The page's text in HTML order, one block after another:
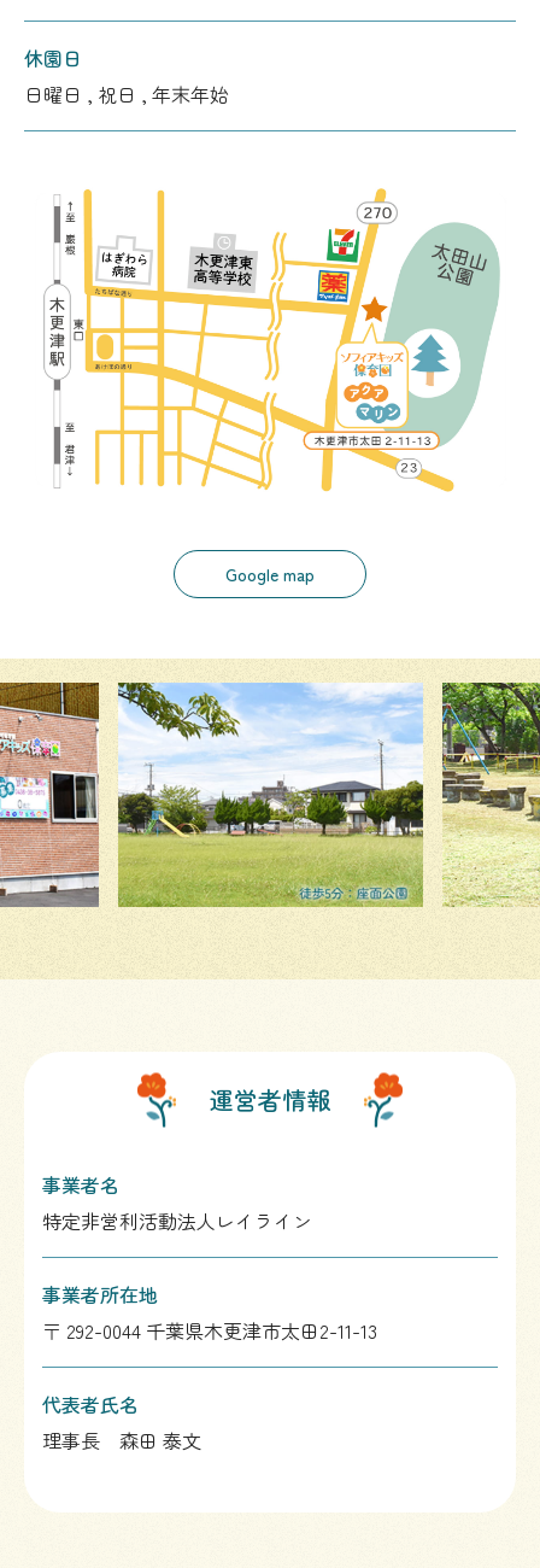
休園日
日曜日 , 祝日 , 年末年始
Google map
運営者情報
事業者名
特定非営利活動法人レイライン
事業者所在地
〒 292-0044 千葉県木更津市太田2-11-13
代表者氏名
理事長 森田 泰文